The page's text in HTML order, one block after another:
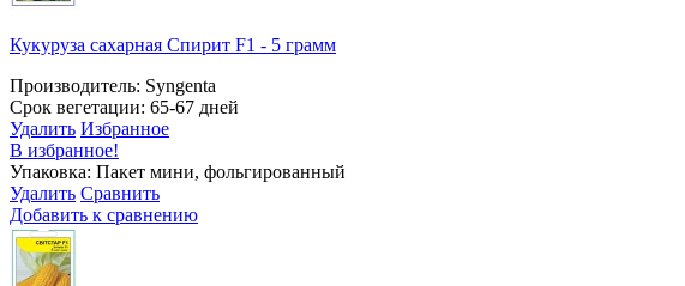
Кукуруза сахарная Спирит F1 - 5 грамм
Производитель: Syngenta
Срок вегетации: 65-67 дней
Удалить Избранное
В избранное!
Упаковка: Пакет мини, фольгированный
Удалить Сравнить
Добавить к сравнению